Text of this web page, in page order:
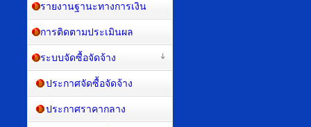
รายงานฐานะทางการเงิน
การติดตามประเมินผล
ระบบจัดซื้อจัดจ้าง
ประกาศจัดซื้อจัดจ้าง
ประกาศราคากลาง